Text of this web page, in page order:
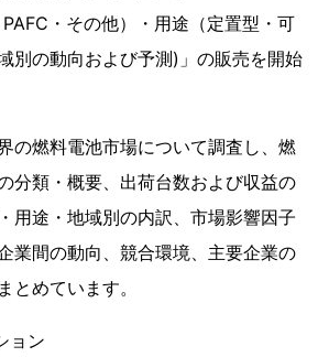
・その他）・用途（定置型・可
別の動向および予測)」の販売を開始
の燃料電池市場について調査し、燃
分類・概要、出荷台数および収益の
用途・地域別の内訳、市場影響因子
業間の動向、競合環境、主要企業の
とめています。
ョン